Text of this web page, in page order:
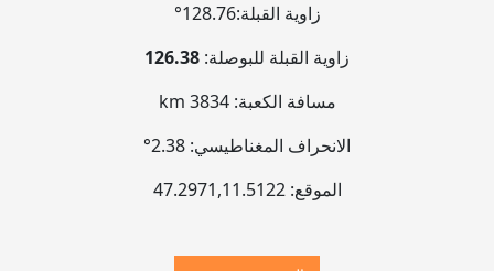
زاوية القبلة:128.76°
زاوية القبلة للبوصلة: 126.38
مسافة الكعبة:3834 km
الانحراف المغناطيسي: 2.38°
الموقع:
47.2971,11.5122